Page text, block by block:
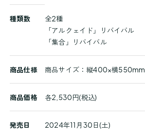
品
種類数
全2種
「アルクェイド」リバイバル
「集合」リバイバル
商品仕様 商品サイズ：縦400×横550mm
商品価格 各2,530円(税込)
発売日 2024年11月30日(土)